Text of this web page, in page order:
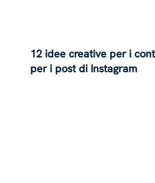
12 idee creative per i
per i post di Instagram